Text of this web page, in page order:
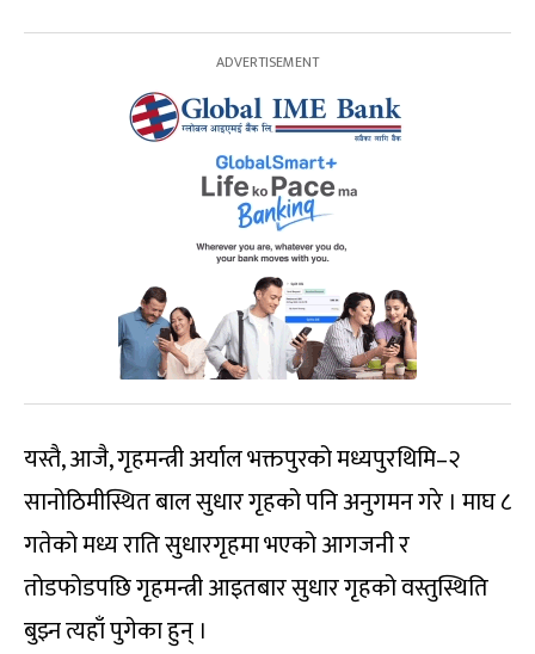
यस्तै, आजै, गृहमन्त्री अर्याल भक्तपुरको मध्यपुरथिमि–२
सानोठिमीस्थित बाल सुधार गृहको पनि अनुगमन गरे । माघ ८
गतेको मध्य राति सुधारगृहमा भएको आगजनी र
तोडफोडपछि गृहमन्त्री आइतबार सुधार गृहको वस्तुस्थिति
बुझ्न त्यहाँ पुगेका हुन् ।